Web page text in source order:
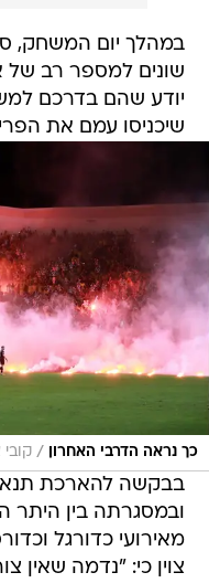
במהלך יום המשחק,
שונים למספר רב של
יודע שהם בדרכם
שיכניסו עמם את
כך נראה הדרבי האחרון / קובי
בבקשה להארכת
ובמסגרתה בין
מאירועי כדורגל
צוין כי: "נדמה שאין